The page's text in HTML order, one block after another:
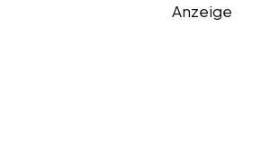
Anzeige